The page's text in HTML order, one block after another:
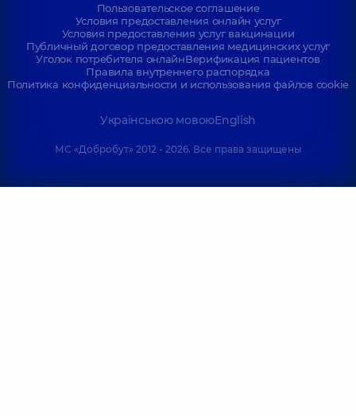
Пользовательское соглашение
Условия предоставления онлайн услуг
Условия предоставления услуг вакцинации
Публичный договор предоставления медицинских услуг
Уголок потребителя онлайнВерификация пациентов
Правила внутреннего распорядка
Политика конфиденциальности и использования файлов cookie
Українською мовоюEnglish
МС «Добробут» 2012 - 2026. Все права защищены